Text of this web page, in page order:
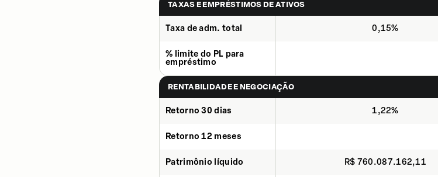
TAXAS E EMPRÉSTIMOS DE ATIVOS
Taxa de adm. total 0,15%
% limite do PL para
empréstimo
RENTABILIDADE E NEGOCIAÇÃO
Retorno 30 dias 1,22%
Retorno 12 meses
Patrimônio líquido R$ 760.087.162,11